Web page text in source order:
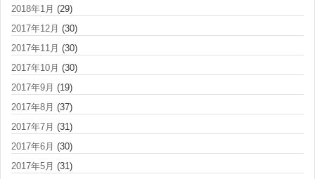
2018年1月 (29)
2017年12月 (30)
2017年11月 (30)
2017年10月 (30)
2017年9月 (19)
2017年8月 (37)
2017年7月 (31)
2017年6月 (30)
2017年5月 (31)